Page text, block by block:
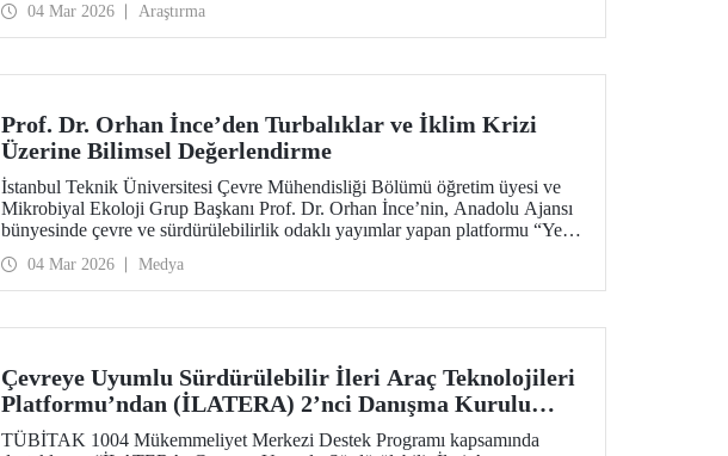
Teşvik Edilmesi (PRISTINE VET)” projesi, 2 yıl süreyle 6 ülkeden
paydaşlar tarafından yürütülecek.
04 Mar 2026 Araştırma
Prof. Dr. Orhan İnce’den Turbalıklar ve İklim Krizi
Üzerine Bilimsel Değerlendirme
İstanbul Teknik Üniversitesi Çevre Mühendisliği Bölümü öğretim üyesi ve
Mikrobiyal Ekoloji Grup Başkanı Prof. Dr. Orhan İnce’nin, Anadolu Ajansı
bünyesinde çevre ve sürdürülebilirlik odaklı yayımlar yapan platformu “Yeşil
buluştu.
04 Mar 2026 Medya
Çevreye Uyumlu Sürdürülebilir İleri Araç Teknolojileri
Platformu’ndan (İLATERA) 2’nci Danışma Kurulu
Toplantıları
TÜBİTAK 1004 Mükemmeliyet Merkezi Destek Programı kapsamında